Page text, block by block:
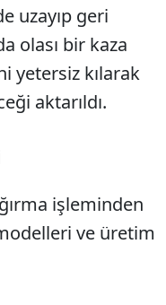
uzayıp geri
olası bir kaza
yetersiz kılarak
aktarıldı.
işleminden
ve üretim